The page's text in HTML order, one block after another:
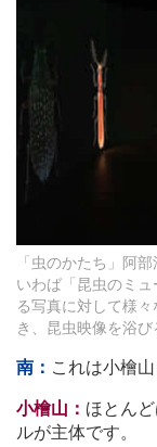
「虫のかたち」阿
いわば「昆虫のミ
る写真に対して様
き、昆虫映像を浴
南： これは小檜
小檜山： ほとん
ルが主体です。